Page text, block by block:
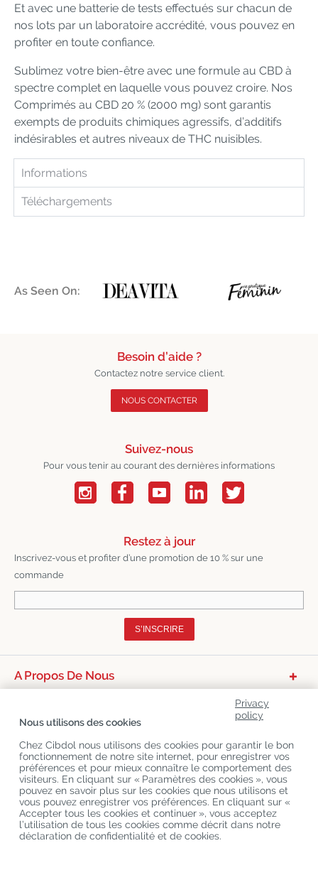
Et avec une batterie de tests effectués sur chacun de
nos lots par un laboratoire accrédité, vous pouvez en
profiter en toute confiance.
Sublimez votre bien-être avec une formule au CBD à
spectre complet en laquelle vous pouvez croire. Nos
Comprimés au CBD 20 % (2000 mg) sont garantis
exempts de produits chimiques agressifs, d’additifs
indésirables et autres niveaux de THC nuisibles.
Informations
Téléchargements
As Seen On:
Besoin d’aide ?
Contactez notre service client.
NOUS CONTACTER
Suivez-nous
Pour vous tenir au courant des dernières informations
Restez à jour
Inscrivez-vous et profiter d’une promotion de 10 % sur une
commande
S’INSCRIRE
A Propos De Nous
Service Clients
Derniers Blogs
Privacy
policy
Nous utilisons des cookies
Chez Cibdol nous utilisons des cookies pour garantir le bon
fonctionnement de notre site internet, pour enregistrer vos
préférences et pour mieux connaître le comportement des
visiteurs. En cliquant sur « Paramètres des cookies », vous
pouvez en savoir plus sur les cookies que nous utilisons et
vous pouvez enregistrer vos préférences. En cliquant sur «
Accepter tous les cookies et continuer », vous acceptez
l’utilisation de tous les cookies comme décrit dans notre
déclaration de confidentialité et de cookies.
Copyright©CibdolLast updated 10-08-2026
Cibdol France, Place des Grands Hommes, 33000 Bordeaux, France
KvK: 76495035 VAT: NL860644923B01